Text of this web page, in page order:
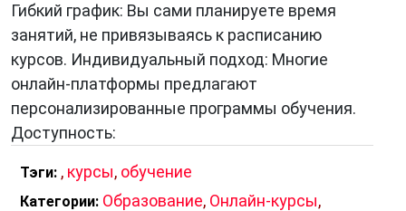
Гибкий график: Вы сами планируете время
занятий, не привязываясь к расписанию
курсов. Индивидуальный подход: Многие
онлайн-платформы предлагают
персонализированные программы обучения.
Доступность:
Тэги: , курсы, обучение
Категории: Образование, Онлайн-курсы,